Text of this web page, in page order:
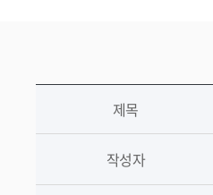
제목
작성자